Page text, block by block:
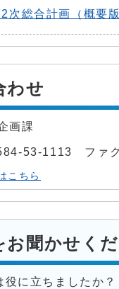
次総合計画（概要
わせ
画課
53-1113 ファ
こちら
お聞かせく
役に立ちましたか？